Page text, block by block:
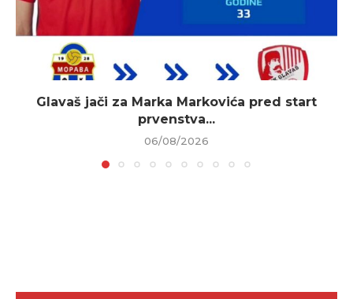
Glavaš jači za Marka Markovića pred start
prvenstva...
06/08/2026